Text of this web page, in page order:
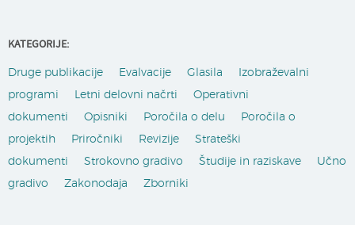
KATEGORIJE:
Druge publikacije Evalvacije Glasila
Izobraževalni
programi
Letni delovni načrti
Operativni
dokumenti
Opisniki Poročila o delu
Poročila o
projektih
Priročniki Revizije
Strateški
dokumenti
Strokovno gradivo Študije in raziskave
Učno
gradivo
Zakonodaja Zborniki